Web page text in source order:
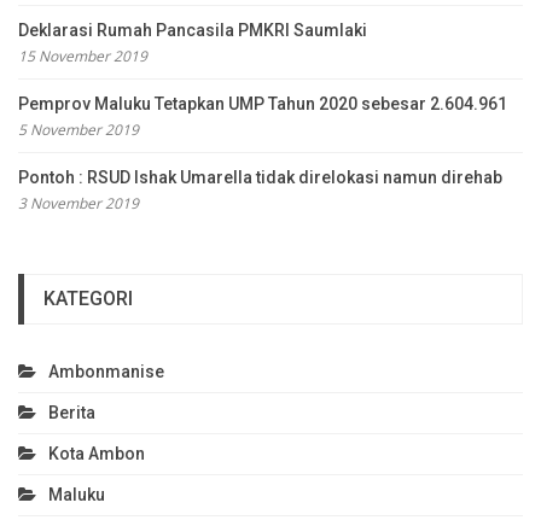
Deklarasi Rumah Pancasila PMKRI Saumlaki
15 November 2019
Pemprov Maluku Tetapkan UMP Tahun 2020 sebesar 2.604.961
5 November 2019
Pontoh : RSUD Ishak Umarella tidak direlokasi namun direhab
3 November 2019
KATEGORI
Ambonmanise
Berita
Kota Ambon
Maluku